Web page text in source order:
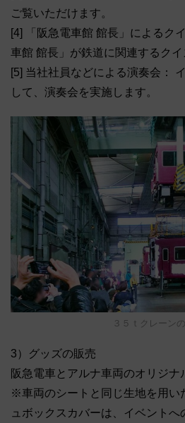
ご覧いただけます。
[4] 「阪急電車館 館長」によるク
車館 館長」が鉄道に関連するクイ
[5] 当社社員などによる演奏会：
して、演奏会を実施します。
３５ｔクレーン
3）グッズの販売
阪急電車とアルナ車両のオリジナ
※車両のシートと同じ生地を用い
ュボックスカバーは、イベント